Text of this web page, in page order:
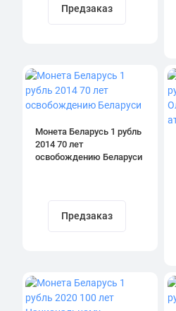
Предзаказ
Монета Беларусь 1 рубль
2014 70 лет
освобождению Беларуси
Предзаказ